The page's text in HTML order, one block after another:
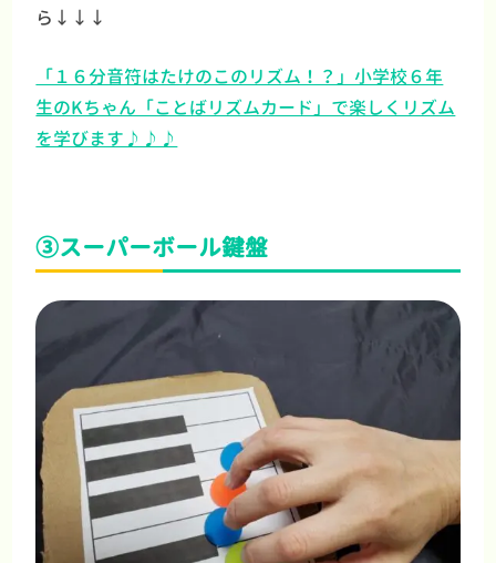
ら↓↓↓
「１６分音符はたけのこのリズム！？」小学校６年
生のKちゃん「ことばリズムカード」で楽しくリズム
を学びます♪♪♪
③スーパーボール鍵盤